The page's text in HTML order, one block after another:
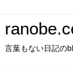
言葉もない日記の